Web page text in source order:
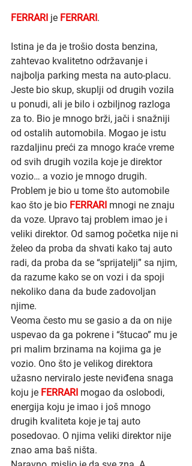
FERRARI je FERRARI.
Istina je da je trošio dosta benzina,
zahtevao kvalitetno održavanje i
najbolja parking mesta na auto-placu.
Jeste bio skup, skuplji od drugih vozila
u ponudi, ali je bilo i ozbiljnog razloga
za to. Bio je mnogo brži, jači i snažniji
od ostalih automobila. Mogao je istu
razdaljinu preći za mnogo kraće vreme
od svih drugih vozila koje je direktor
vozio… a vozio je mnogo drugih.
Problem je bio u tome što automobile
kao što je bio FERRARI mnogi ne znaju
da voze. Upravo taj problem imao je i
veliki direktor. Od samog početka nije ni
želeo da proba da shvati kako taj auto
radi, da proba da se “sprijatelji” sa njim,
da razume kako se on vozi i da spoji
nekoliko dana da bude zadovoljan
njime.
Veoma često mu se gasio a da on nije
uspevao da ga pokrene i “štucao” mu je
pri malim brzinama na kojima ga je
vozio. Ono što je velikog direktora
užasno nerviralo jeste neviđena snaga
koju je FERRARI mogao da oslobodi,
energija koju je imao i još mnogo
drugih kvaliteta koje je taj auto
posedovao. O njima veliki direktor nije
znao ama baš ništa.